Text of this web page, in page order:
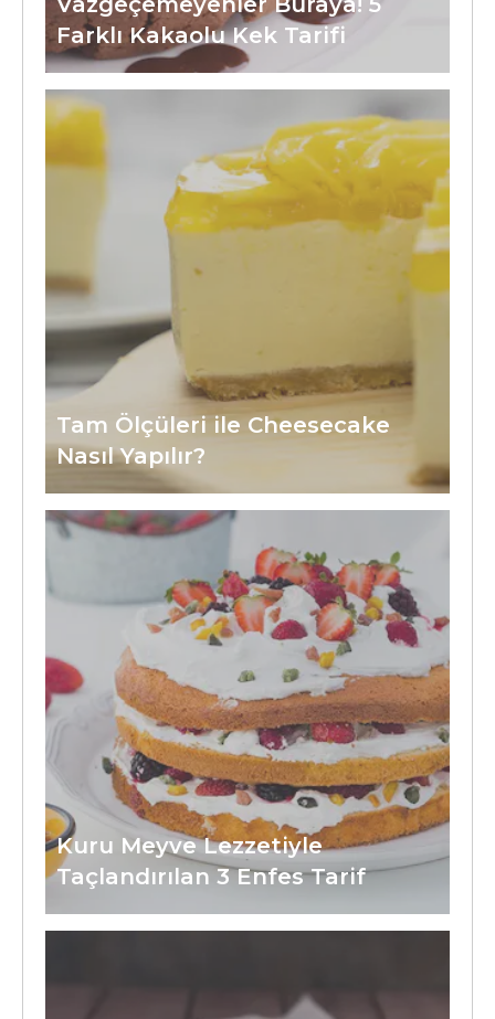
Farklı Kakaolu Kek Tarifi
Tam Ölçüleri ile Cheesecake
Nasıl Yapılır?
Kuru Meyve Lezzetiyle
Taçlandırılan 3 Enfes Tarif